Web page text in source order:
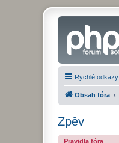
Rychlé odkazy
Obsah fóra
Zpěv
Pravidla fóra